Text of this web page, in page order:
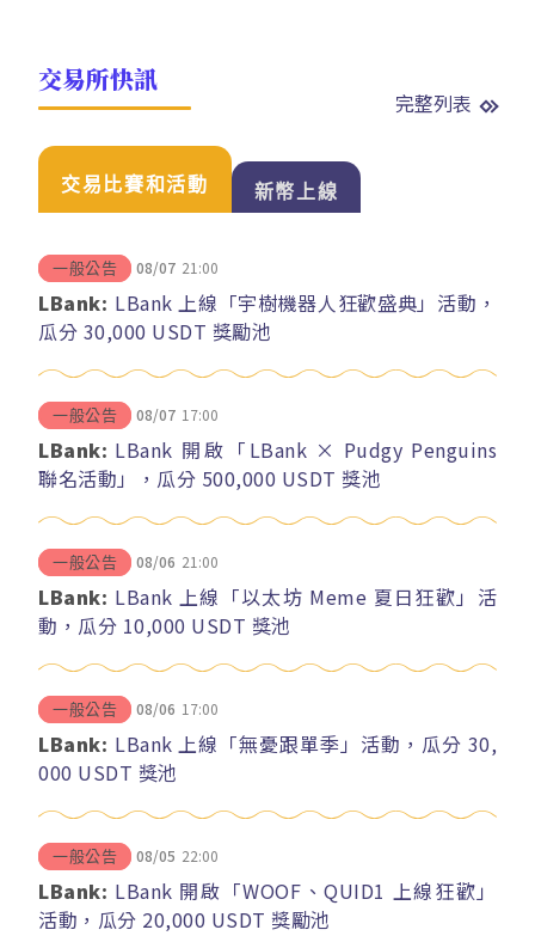
交易所快訊
完整列表
交易比賽和活動 新幣上線
一般公告 08/07 21:00
LBank: LBank 上線「宇樹機器人狂歡盛典」活動，
瓜分 30,000 USDT 獎勵池
一般公告 08/07 17:00
LBank: LBank 開啟「LBank × Pudgy Penguins
聯名活動」，瓜分 500,000 USDT 獎池
一般公告 08/06 21:00
LBank: LBank 上線「以太坊 Meme 夏日狂歡」活
動，瓜分 10,000 USDT 獎池
一般公告 08/06 17:00
LBank: LBank 上線「無憂跟單季」活動，瓜分 30,
000 USDT 獎池
一般公告 08/05 22:00
LBank: LBank 開啟「WOOF、QUID1 上線狂歡」
活動，瓜分 20,000 USDT 獎勵池